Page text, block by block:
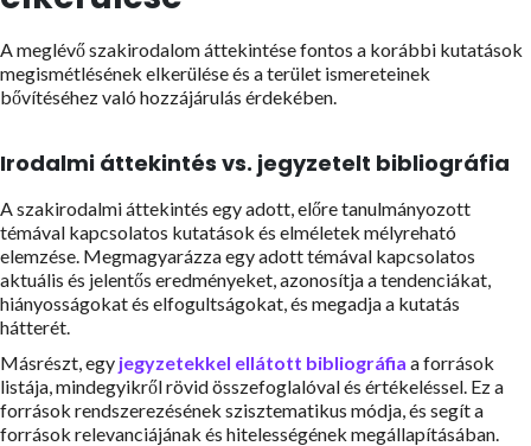
A meglévő szakirodalom áttekintése fontos a korábbi kutatások
megismétlésének elkerülése és a terület ismereteinek
bővítéséhez való hozzájárulás érdekében.
Irodalmi áttekintés vs. jegyzetelt bibliográfia
A szakirodalmi áttekintés egy adott, előre tanulmányozott
témával kapcsolatos kutatások és elméletek mélyreható
elemzése. Megmagyarázza egy adott témával kapcsolatos
aktuális és jelentős eredményeket, azonosítja a tendenciákat,
hiányosságokat és elfogultságokat, és megadja a kutatás
hátterét.
Másrészt, egy jegyzetekkel ellátott bibliográfia a források
listája, mindegyikről rövid összefoglalóval és értékeléssel. Ez a
források rendszerezésének szisztematikus módja, és segít a
források relevanciájának és hitelességének megállapításában.